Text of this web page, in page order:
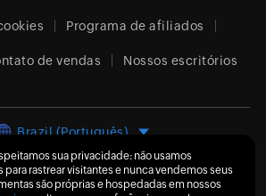
Programa de afiliados
de vendas Nossos escritórios
Brazil (Português)
sua privacidade: não usamos
rastrear visitantes e nunca vendemos seus
são próprias e hospedadas em nossos